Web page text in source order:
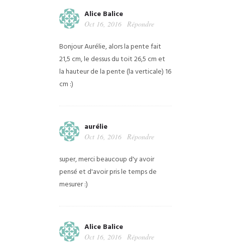
Alice Balice
Oct 16, 2016 Répondre
Bonjour Aurélie, alors la pente fait
21,5 cm, le dessus du toit 26,5 cm et
la hauteur de la pente (la verticale) 16
cm :)
aurélie
Oct 16, 2016 Répondre
super, merci beaucoup d'y avoir
pensé et d'avoir pris le temps de
mesurer :)
Alice Balice
Oct 16, 2016 Répondre